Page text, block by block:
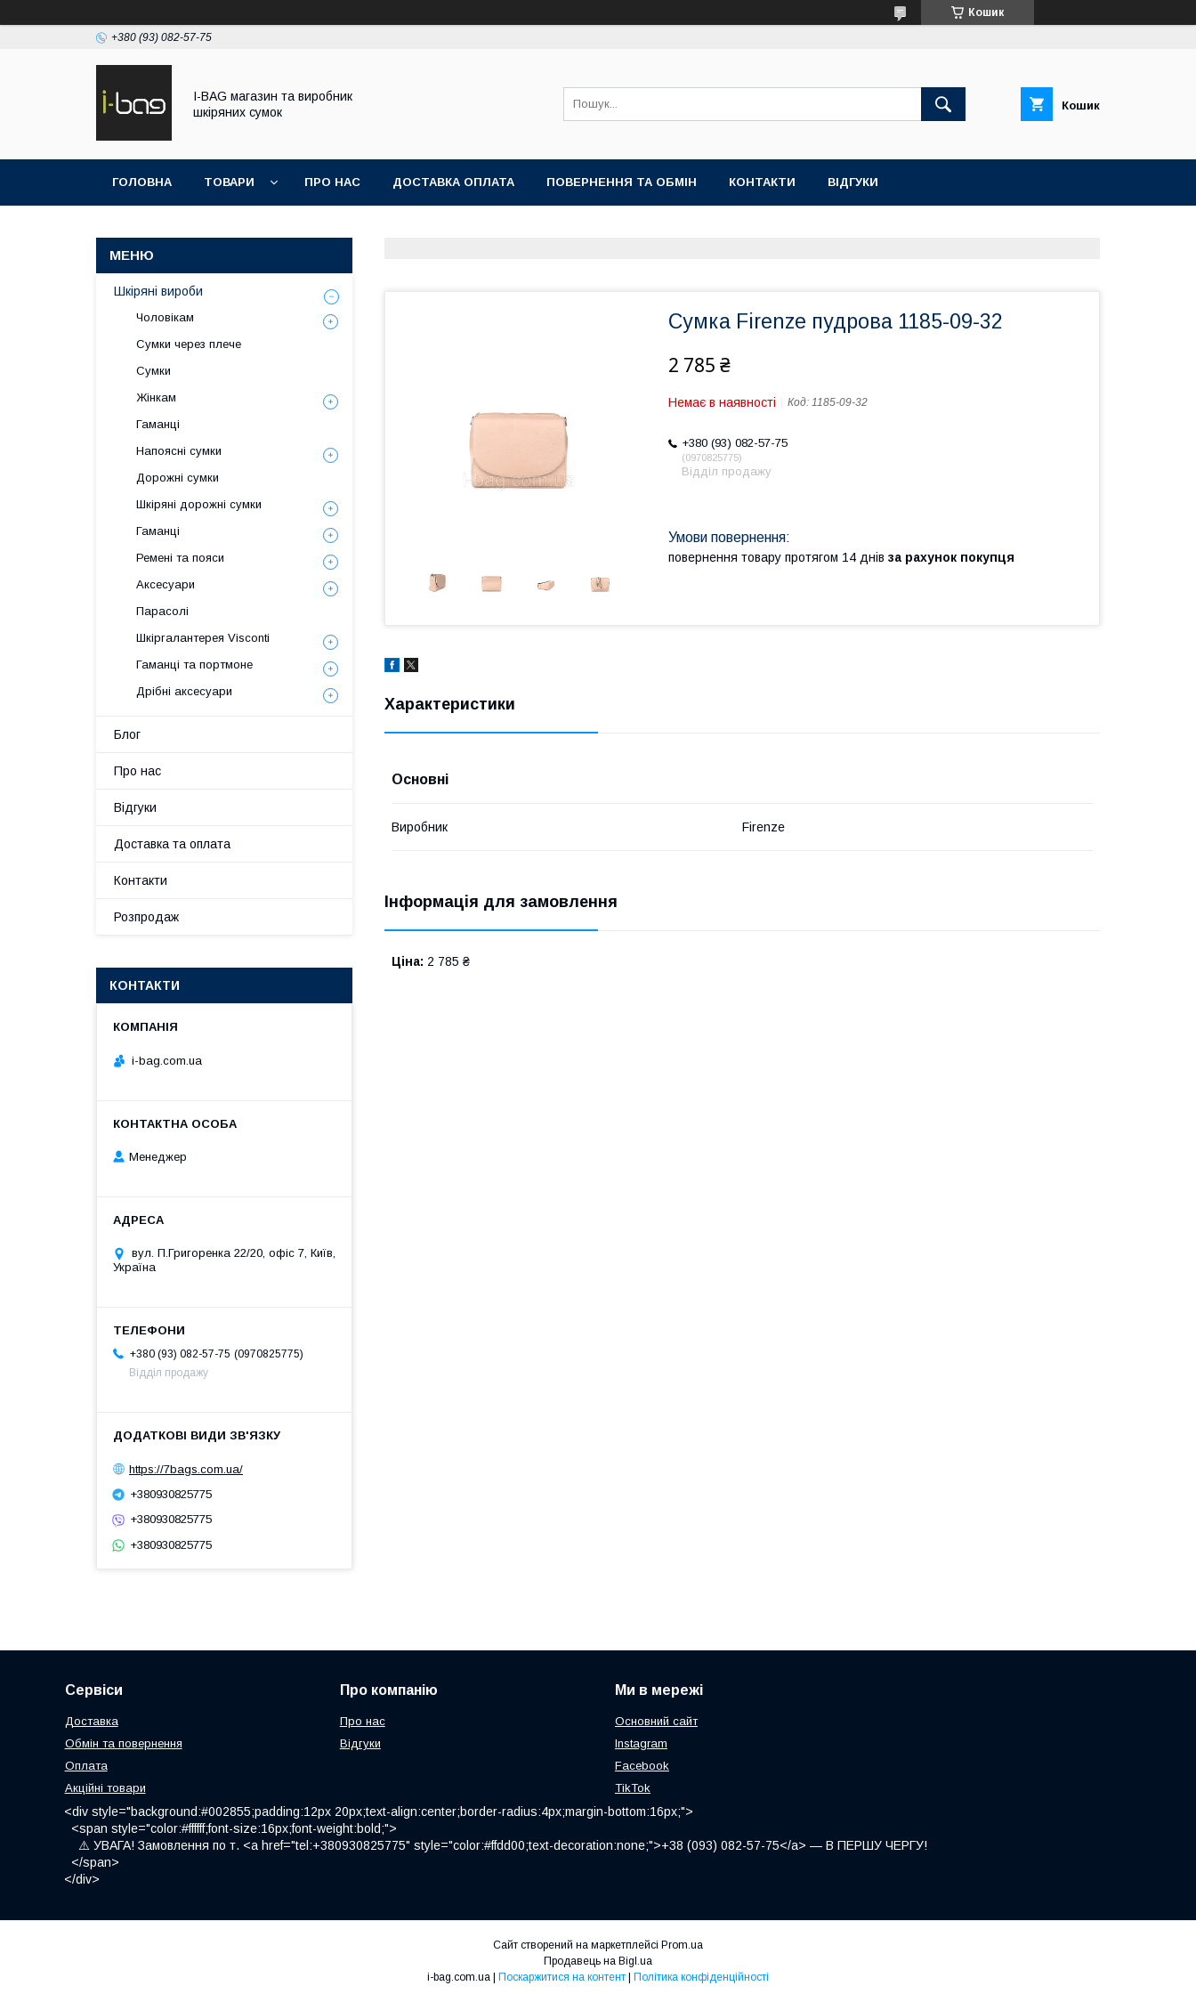
Кошик
+380 (93) 082-57-75
I-BAG магазин та виробник
шкіряних сумок
Кошик
ГОЛОВНА ТОВАРИ ПРО НАС ДОСТАВКА ОПЛАТА ПОВЕРНЕННЯ ТА ОБМІН КОНТАКТИ ВІДГУКИ
Сумка Firenze пудрова 1185-09-32
2 785 ₴
Немає в наявності Код: 1185-09-32
+380 (93) 082-57-75
0970825775
Відділ продажу
повернення товару протягом 14 днів за рахунок покупця
Характеристики
Основні
Виробник Firenze
Інформація для замовлення
Ціна: 2 785 ₴
Шкіряні вироби
Чоловікам
Сумки через плече
Сумки
Жінкам
Гаманці
Напоясні сумки
Дорожні сумки
Шкіряні дорожні сумки
Гаманці
Ремені та пояси
Аксесуари
Парасолі
Шкіргалантерея Visconti
Гаманці та портмоне
Дрібні аксесуари
Блог
Про нас
Відгуки
Доставка та оплата
Контакти
Розпродаж
КОНТАКТИ
i-bag.com.ua
Менеджер
вул. П.Григоренка 22/20, офіс 7, Київ,
Україна
+380 (93) 082-57-75
0970825775
Відділ продажу
https://7bags.com.ua/
+380930825775
+380930825775
+380930825775
Сервіси
Доставка
Обмін та повернення
Оплата
Акційні товари
Про компанію
Про нас
Відгуки
Ми в мережі
Основний сайт
Instagram
Facebook
TikTok
<div style="background:#002855;padding:12px 20px;text-align:center;border-radius:4px;margin-bottom:16px;">
<span style="color:#ffffff;font-size:16px;font-weight:bold;">
⚠️ УВАГА! Замовлення по т. <a href="tel:+380930825775" style="color:#ffdd00;text-decoration:none;">+38 (093) 082-57-75</a> — В ПЕРШУ ЧЕРГУ!
</span>
</div>
Сайт створений на маркетплейсі Prom.ua
Продавець на Bigl.ua
Поскаржитися на контент Політика конфіденційності